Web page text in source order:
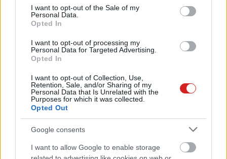
consent section.
I want to opt-out of the Sale of my
Personal Data.
Opted In
I want to opt-out of processing my
Personal Data for Targeted Advertising.
Opted In
I want to opt-out of Collection, Use,
Retention, Sale, and/or Sharing of my
Personal Data that Is Unrelated with the
Purposes for which it was collected.
Opted Out
Google consents
I want to allow Google to enable storage
AMD Ryzen 5 1600
Ár: 54 800 Ft Ft
6 mag, 12 programszál
3,2/3,6-3,7 GHz
65 W TDP
14 nm gyártástechnológia